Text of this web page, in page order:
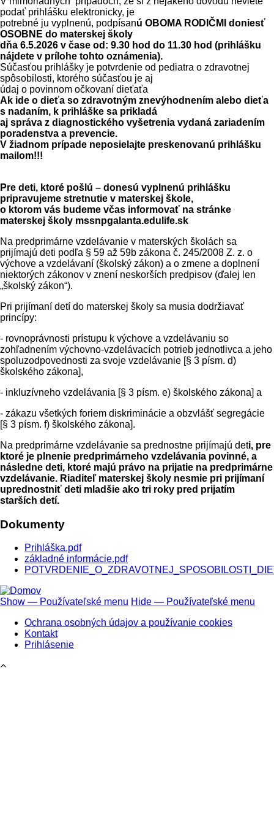
podať prihlášku elektronicky, je
potrebné ju vyplnenú, podpísanú OBOMA RODIČMI doniesť
OSOBNE do materskej školy
dňa 6.5.2026 v čase od: 9.30 hod do 11.30 hod (prihlášku
nájdete v prílohe tohto oznámenia).
Súčasťou prihlášky je potvrdenie od pediatra o zdravotnej
spôsobilosti, ktorého súčasťou je aj
údaj o povinnom očkovaní dieťaťa
Ak ide o dieťa so zdravotným znevýhodnením alebo dieťa
s nadaním, k prihláške sa prikladá
aj správa z diagnostického vyšetrenia vydaná zariadením
poradenstva a prevencie.
V žiadnom prípade neposielajte preskenovanú prihlášku
mailom!!!
Pre deti, ktoré pošlú – donesú vyplnenú prihlášku
pripravujeme stretnutie v materskej škole,
o ktorom vás budeme včas informovať na stránke
materskej školy mssnpgalanta.edulife.sk
Na predprimárne vzdelávanie v materských školách sa
prijímajú deti podľa § 59 až 59b zákona č. 245/2008 Z. z. o
výchove a vzdelávaní (školský zákon) a o zmene a doplnení
niektorých zákonov v znení neskorších predpisov (ďalej len
„školský zákon“).
Pri prijímaní detí do materskej školy sa musia dodržiavať
princípy:
- rovnoprávnosti prístupu k výchove a vzdelávaniu so
zohľadnením výchovno-vzdelávacích potrieb jednotlivca a jeho
spoluzodpovednosti za svoje vzdelávanie [§ 3 písm. d)
školského zákona],
- inkluzívneho vzdelávania [§ 3 písm. e) školského zákona] a
- zákazu všetkých foriem diskriminácie a obzvlášť segregácie
[§ 3 písm. f) školského zákona].
Na predprimárne vzdelávanie sa prednostne prijímajú deti, pre
ktoré je plnenie predprimárneho vzdelávania povinné, a
následne deti, ktoré majú právo na prijatie na predprimárne
vzdelávanie. Riaditeľ materskej školy nesmie pri prijímaní
uprednostniť deti mladšie ako tri roky pred prijatím
starších detí.
Dokumenty
Prihláška.pdf
základné informácie.pdf
Používateľské
menu
Show — Používateľské menu Hide — Používateľské menu
Ochrana osobných údajov a používanie cookies
Kontakt
Prihlásenie